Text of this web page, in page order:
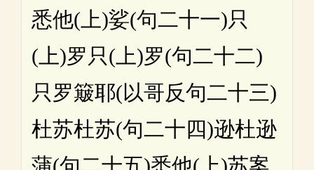
悉他(上)娑(句二十一)只
(上)罗只(上)罗(句二十二)
只罗簸耶(以哥反句二十三)
杜苏杜苏(句二十四)逊杜逊